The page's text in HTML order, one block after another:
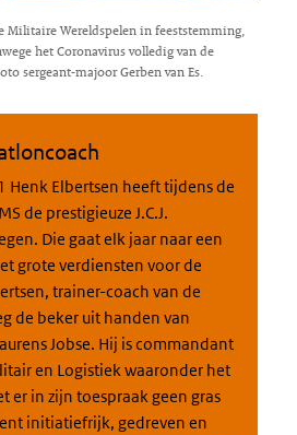
Militaire Wereldspelen in feeststemming,
het Coronavirus volledig van de
sergeant-majoor Gerben van Es.
Henk Elbertsen heeft tijdens de
de prestigieuze J.C.J.
Die gaat elk jaar naar een
grote verdiensten voor de
trainer-coach van de
de beker uit handen van
Jobse. Hij is commandant
en Logistiek waaronder het
er in zijn toespraak geen gras
initiatiefrijk, gedreven en